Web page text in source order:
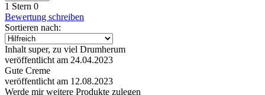
1 Stern 0
Bewertung schreiben
Sortieren nach:
Inhalt super, zu viel Drumherum
veröffentlicht am 24.04.2023
Gute Creme
veröffentlicht am 12.08.2023
Werde mir weitere Produkte zulegen